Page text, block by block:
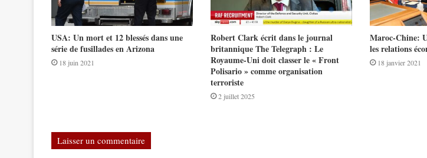
USA: Un mort et 12 blessés dans une
série de fusillades en Arizona
18 juin 2021
Robert Clark écrit dans le journal
britannique The Telegraph : Le
Royaume-Uni doit classer le « Front
Polisario » comme organisation
terroriste
2 juillet 2025
Maroc-Chine:
les relations
18 janvier 2021
Laisser un commentaire